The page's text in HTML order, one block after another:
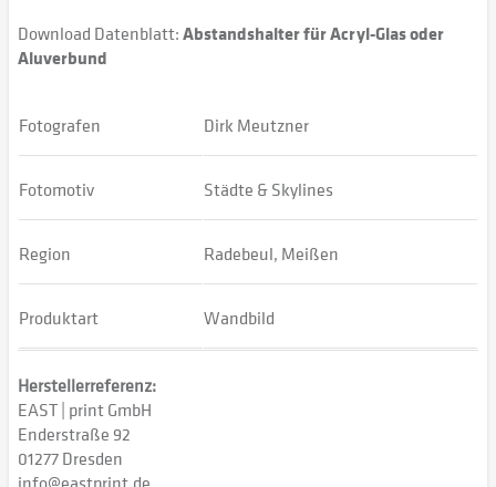
Download Datenblatt:Abstandshalter für Acryl-Glas oder
Aluverbund
Fotografen Dirk Meutzner
Fotomotiv Städte & Skylines
Region Radebeul, Meißen
Produktart Wandbild
Herstellerreferenz:
EAST | print GmbH
Enderstraße 92
01277 Dresden